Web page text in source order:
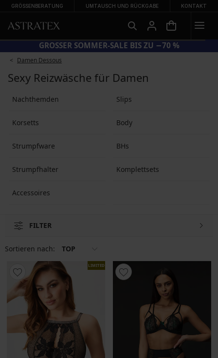
GRÖSSENBERATUNG UMTAUSCH UND RÜCKGABE KONTAKT
CODE BRA20 = BHs −20 %
Damen Dessous
Sexy Reizwäsche für Damen
Nachthemden Slips
Korsetts Body
Strumpfware BHs
Strumpfhalter Komplettsets
Accessoires
FILTER
Sortieren nach: TOP
LIMITED